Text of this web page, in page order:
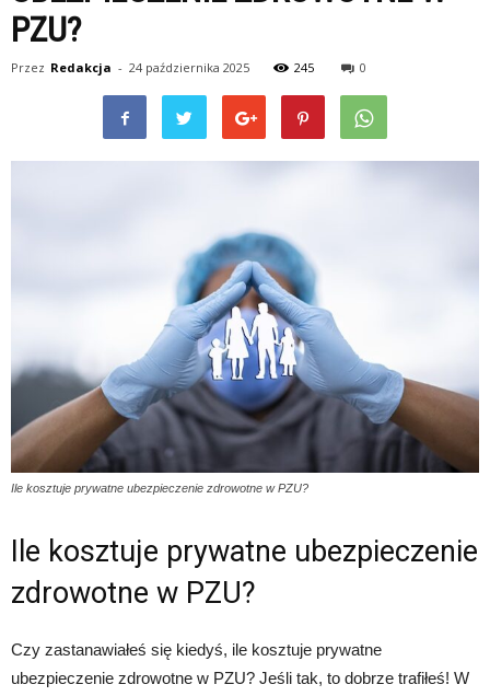
PZU?
Przez Redakcja - 24 października 2025 245 0
Ile kosztuje prywatne ubezpieczenie zdrowotne w PZU?
Ile kosztuje prywatne ubezpieczenie
zdrowotne w PZU?
Czy zastanawiałeś się kiedyś, ile kosztuje prywatne
ubezpieczenie zdrowotne w PZU? Jeśli tak, to dobrze trafiłeś! W